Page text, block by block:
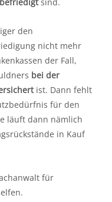
den
nicht mehr
der Fall,
bei der
ist. Dann fehlt
für den
läuft dann nämlich
in Kauf
für